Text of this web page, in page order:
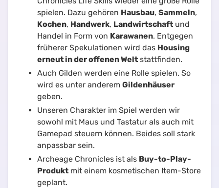
spielen. Dazu gehören Hausbau, Sammeln,
Kochen, Handwerk, Landwirtschaft und
Handel in Form von Karawanen. Entgegen
früherer Spekulationen wird das Housing
erneut in der offenen Welt stattfinden.
Auch Gilden werden eine Rolle spielen. So
wird es unter anderem Gildenhäuser
geben.
Unseren Charakter im Spiel werden wir
sowohl mit Maus und Tastatur als auch mit
Gamepad steuern können. Beides soll stark
anpassbar sein.
Archeage Chronicles ist als Buy-to-Play-
Produkt mit einem kosmetischen Item-Store
geplant.